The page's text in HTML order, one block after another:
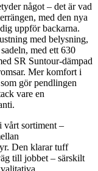
något – det är vad
med den nya
uppför backarna.
med belysning,
med ett 630
SR Suntour-dämpad
Mer komfort i
gör pendlingen
vare en
vårt sortiment –
Den klarar tuff
till jobbet – särskilt